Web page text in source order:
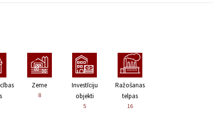
Zeme
8
Investīciju
objekti
5
Ražošanas
telpas
16